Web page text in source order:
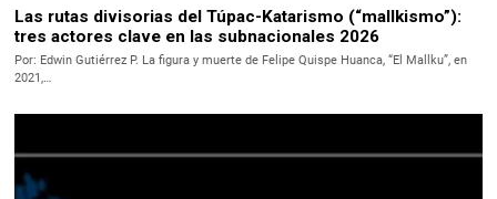
Las rutas divisorias del Túpac-Katarismo (“mallkismo”):
tres actores clave en las subnacionales 2026
Por: Edwin Gutiérrez P. La figura y muerte de Felipe Quispe Huanca, “El Mallku”, en
2021,…